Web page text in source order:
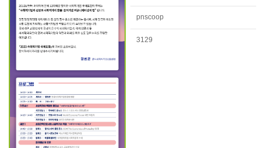
pnscoop
3129